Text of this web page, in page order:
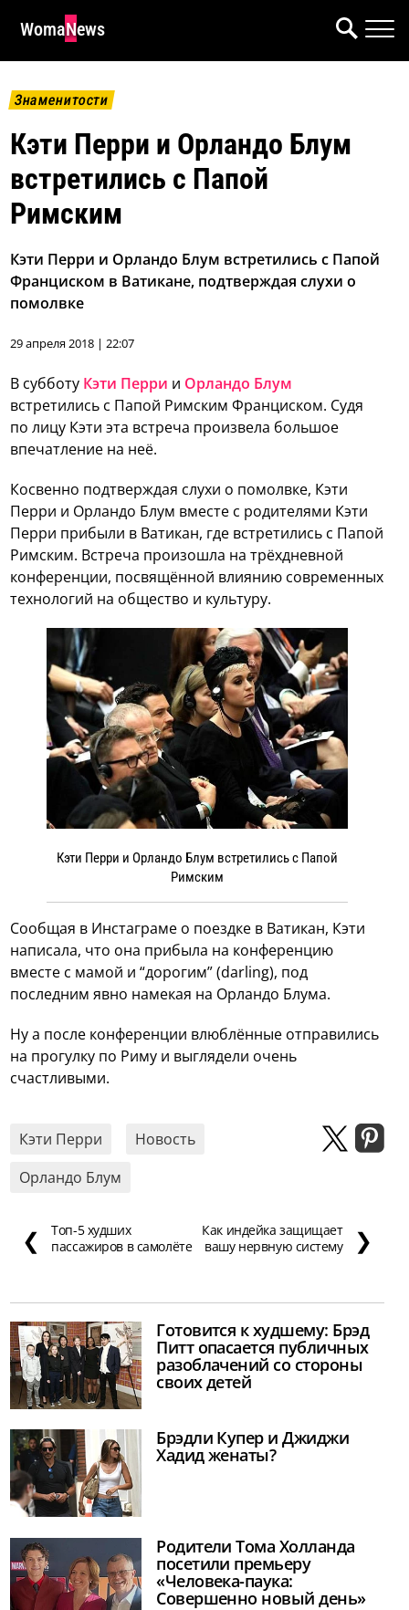
WomaNews
Знаменитости
Кэти Перри и Орландо Блум
встретились с Папой
Римским
Кэти Перри и Орландо Блум встретились с Папой
Франциском в Ватикане, подтверждая слухи о
помолвке
29 апреля 2018 | 22:07
В субботу Кэти Перри и Орландо Блум
встретились с Папой Римским Франциском. Судя
по лицу Кэти эта встреча произвела большое
впечатление на неё.
Косвенно подтверждая слухи о помолвке, Кэти
Перри и Орландо Блум вместе с родителями Кэти
Перри прибыли в Ватикан, где встретились с Папой
Римским. Встреча произошла на трёхдневной
конференции, посвящённой влиянию современных
технологий на общество и культуру.
Кэти Перри и Орландо Блум встретились с Папой
Римским
Сообщая в Инстаграме о поездке в Ватикан, Кэти
написала, что она прибыла на конференцию
вместе с мамой и “дорогим” (darling), под
последним явно намекая на Орландо Блума.
Ну а после конференции влюблённые отправились
на прогулку по Риму и выглядели очень
счастливыми.
Кэти Перри
Новость
Орландо Блум
❮
Топ-5 худших
пассажиров в самолёте
Как индейка защищает
вашу нервную систему
❯
Готовится к худшему: Брэд
Питт опасается публичных
разоблачений со стороны
своих детей
Брэдли Купер и Джиджи
Хадид женаты?
Родители Тома Холланда
посетили премьеру
«Человека-паука:
Совершенно новый день»